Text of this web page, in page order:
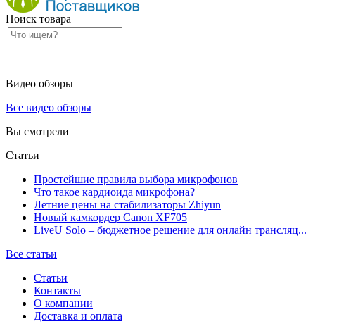
Поиск товара
Видео обзоры
Все видео обзоры
Вы смотрели
Статьи
Простейшие правила выбора микрофонов
Что такое кардиоида микрофона?
Летние цены на стабилизаторы Zhiyun
Новый камкордер Canon XF705
LiveU Solo – бюджетное решение для онлайн трансляц...
Все статьи
Статьи
Контакты
О компании
Доставка и оплата